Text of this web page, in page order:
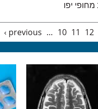
‹ previous … 10 11 12